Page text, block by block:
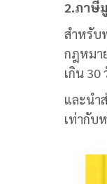
2.ภาษี
สำหรับ
กฎหมา
เกิน 30
และนำ
เท่ากับ